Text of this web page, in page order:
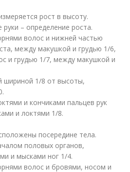
рост в высоту.
– определение роста.
волос и нижней частью
между макушкой и грудью 1/6,
и грудью 1/7, между макушкой и
шириной 1/8 от высоты,
и кончиками пальцев рук
и локтями 1/8.
посередине тела.
половых органов,
и мысками ног 1/4.
волос и бровями, носом и